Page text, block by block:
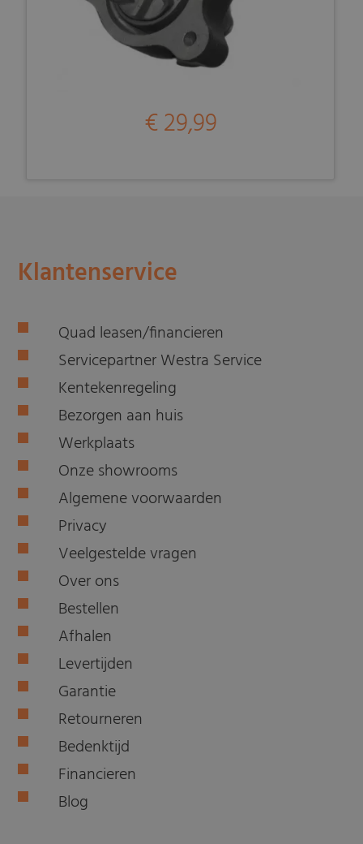
€ 29,99
Klantenservice
Quad leasen/financieren
Servicepartner Westra Service
Kentekenregeling
Bezorgen aan huis
Werkplaats
Onze showrooms
Algemene voorwaarden
Privacy
Veelgestelde vragen
Over ons
Bestellen
Afhalen
Levertijden
Garantie
Retourneren
Bedenktijd
Financieren
Blog